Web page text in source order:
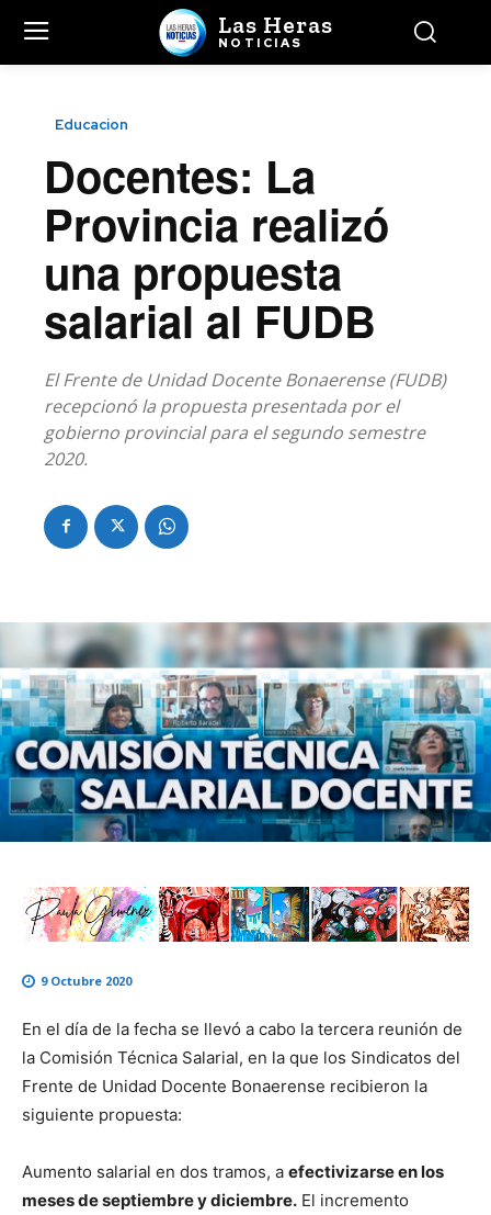
Las Heras
NOTICIAS
Educacion
Docentes: La
Provincia realizó
una propuesta
salarial al FUDB
El Frente de Unidad Docente Bonaerense (FUDB)
recepcionó la propuesta presentada por el
gobierno provincial para el segundo semestre
2020.
9 Octubre 2020
En el día de la fecha se llevó a cabo la tercera reunión de
la Comisión Técnica Salarial, en la que los Sindicatos del
Frente de Unidad Docente Bonaerense recibieron la
siguiente propuesta:
Aumento salarial en dos tramos, a efectivizarse en los
meses de septiembre y diciembre. El incremento